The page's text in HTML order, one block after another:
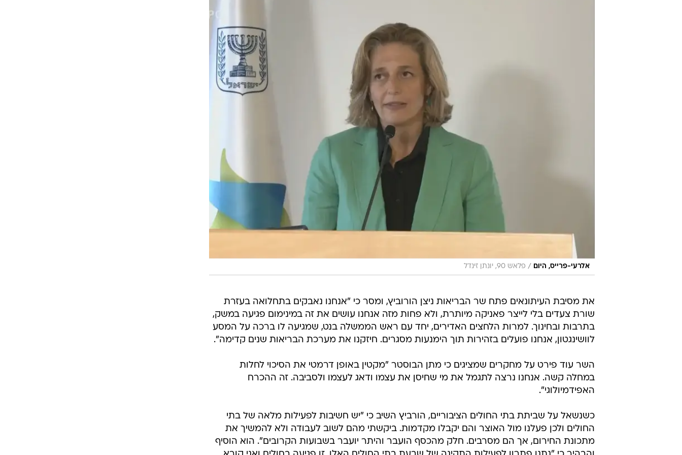
אלרעי-פרייס, היום / פלאש 90, יונתן זינדל
את מסיבת העיתונאים פתח שר הבריאות ניצן הורוביץ, ומסר כי "אנחנו נאבקים בתחלואה בעזרת
שורת צעדים בלי לייצר פאניקה מיותרת, ולא פחות מזה אנחנו עושים את זה במינימום פגיעה במשק,
בתרבות ובחינוך. למרות הלחצים האדירים, יחד עם ראש הממשלה בנט, שמגיעה לו ברכה על המסע
לוושינגטון, אנחנו פועלים בזהירות תוך הימנעות מסגרים. חיזקנו את מערכת הבריאות שנים קדימה".
השר עוד פירט על מחקרים שמציגים כי מתן הבוסטר "מקטין באופן דרמטי את הסיכוי לחלות
במחלה קשה. אנחנו נרצה לתגמל את מי שחיסן את עצמו ודאג לעצמו ולסביבה. זה ההכרח
האפידמיולוגי".
כשנשאל על שביתת בתי החולים הציבוריים, הורביץ השיב כי "יש חשיבות לפעילות מלאה של בתי
החולים ולכן פעלנו מול האוצר והם יקבלו מקדמות. ביקשתי מהם לשוב לעבודה ולא להמשיך את
מתכונת החירום, אך הם מסרבים. חלק מהכסף הועבר והיתר יועבר בשבועות הקרובים". הוא הוסיף